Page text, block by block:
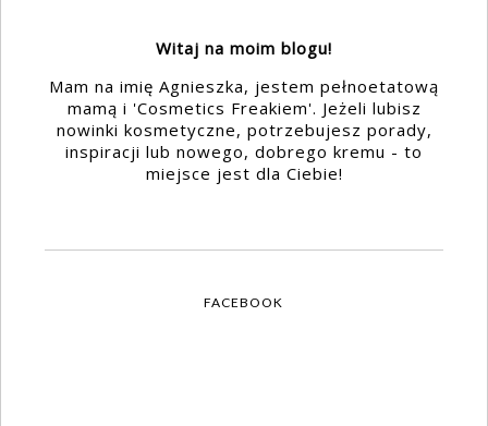
Witaj na moim blogu!
Mam na imię Agnieszka, jestem pełnoetatową
mamą i 'Cosmetics Freakiem'. Jeżeli lubisz
nowinki kosmetyczne, potrzebujesz porady,
inspiracji lub nowego, dobrego kremu - to
miejsce jest dla Ciebie!
FACEBOOK